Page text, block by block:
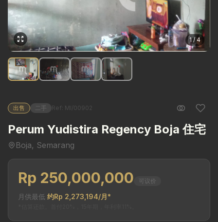
1 / 4
出售 二手 Ref: MI/00902
Perum Yudistira Regency Boja 住宅
Boja, Semarang
Rp 250,000,000 可议价
月供最低 约Rp 2,273,194/月*